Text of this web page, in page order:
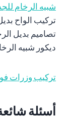
شبيه الرخام
تركيب الواح
تصاميم بديل
ديكور شبيه
تركيب وزرات
أسئلة